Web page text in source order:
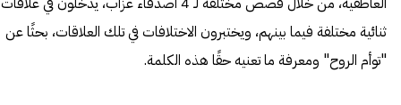
ثنائية مختلفة فيما بينهم، ويختبرون الاختلافات في تلك العلاقات، بحثًا عن
"توأم الروح" ومعرفة ما تعنيه حقًا هذه الكلمة.